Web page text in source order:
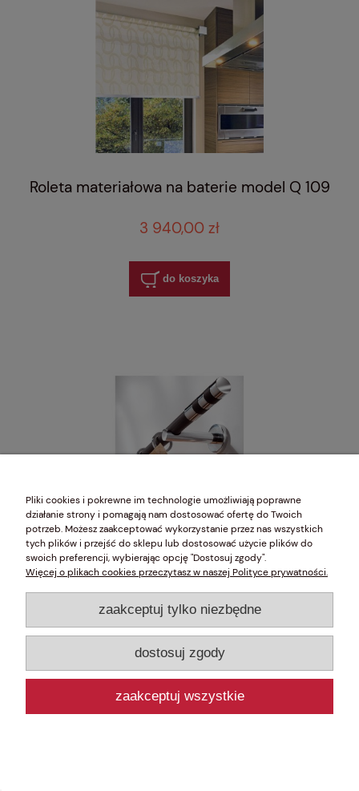
Roleta materiałowa na baterie model Q 109
3 940,00 zł
do koszyka
Donna karnisz Ø 20 aluminium w
połączeniu z drewnem
1 385,80 zł
do koszyka
Pliki cookies i pokrewne im technologie umożliwiają poprawne
działanie strony i pomagają nam dostosować ofertę do Twoich
potrzeb. Możesz zaakceptować wykorzystanie przez nas wszystkich
tych plików i przejść do sklepu lub dostosować użycie plików do
swoich preferencji, wybierając opcję "Dostosuj zgody".
Więcej o plikach cookies przeczytasz w naszej Polityce prywatności.
zaakceptuj tylko niezbędne
dostosuj zgody
zaakceptuj wszystkie